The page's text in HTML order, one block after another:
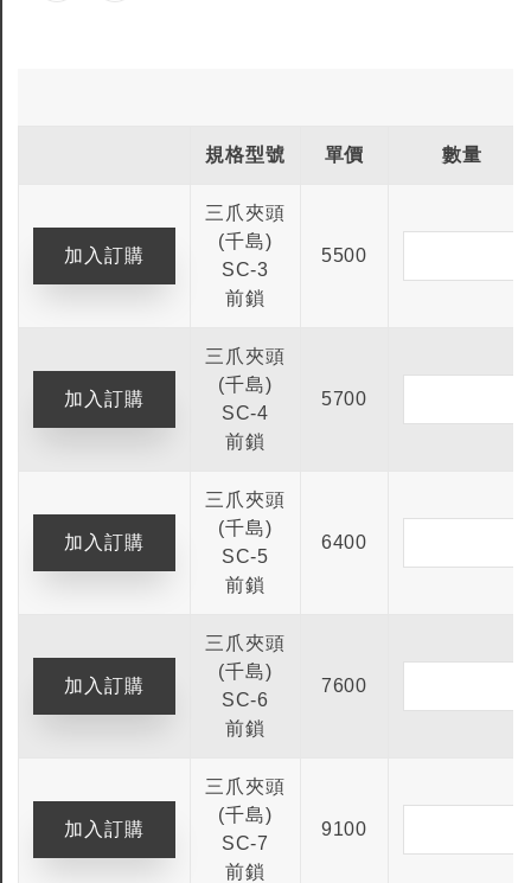
台製WEENIX四刃全鎢鋼銑刀
台製WEENIX加長二
規格型號 單價 數量
三爪夾頭
(千島)
SC-3
前鎖
5500
三爪夾頭
(千島)
SC-4
前鎖
5700
三爪夾頭
(千島)
SC-5
前鎖
6400
三爪夾頭
(千島)
SC-6
前鎖
7600
三爪夾頭
(千島)
SC-7
前鎖
9100